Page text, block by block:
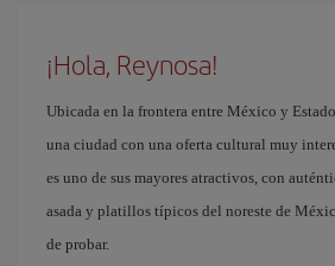
¡Hola, Reynosa!
Ubicada en la frontera entre México y
una ciudad con una oferta cultural muy
es uno de sus mayores atractivos, con
asada y platillos típicos del noreste de
de probar.